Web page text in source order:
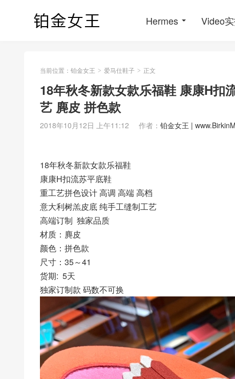
Hermes Video
当前位置： 铂金女王 > 爱马仕鞋子 > 正文
18年秋冬新款女款乐福鞋 康康H扣
艺 麂皮 拼色款
2018年10月12日 上午11:12 作者： 铂金女王 |
18年秋冬新款女款乐福鞋
康康H扣流苏平底鞋
重工艺拼色设计 高调 高端 高档
意大利树羔皮底 纯手工缝制工艺
高端订制 独家品质
材质：麂皮
颜色：拼色款
尺寸：35～41
货期: 5天
独家订制款 码数不可换